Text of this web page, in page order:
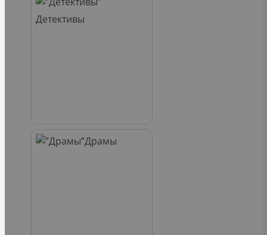
Детективы
Драмы